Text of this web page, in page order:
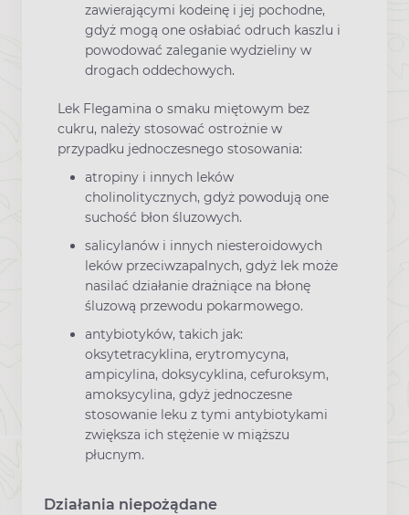
zawierającymi kodeinę i jej pochodne,
gdyż mogą one osłabiać odruch kaszlu i
powodować zaleganie wydzieliny w
drogach oddechowych.
Lek Flegamina o smaku miętowym bez
cukru, należy stosować ostrożnie w
przypadku jednoczesnego stosowania:
atropiny i innych leków
cholinolitycznych, gdyż powodują one
suchość błon śluzowych.
salicylanów i innych niesteroidowych
leków przeciwzapalnych, gdyż lek może
nasilać działanie drażniące na błonę
śluzową przewodu pokarmowego.
antybiotyków, takich jak:
oksytetracyklina, erytromycyna,
ampicylina, doksycyklina, cefuroksym,
amoksycylina, gdyż jednoczesne
stosowanie leku z tymi antybiotykami
zwiększa ich stężenie w miąższu
płucnym.
Działania niepożądane